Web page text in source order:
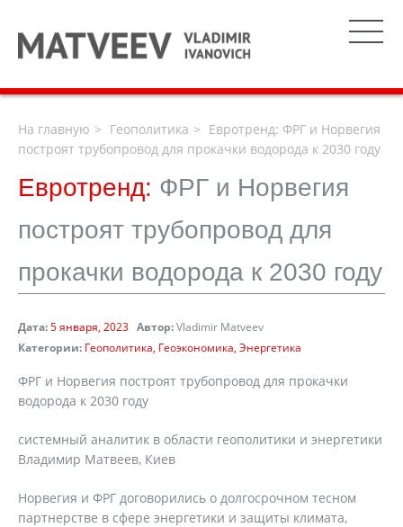
На главную Геополитика
Евротренд: ФРГ и Норвегия
построят трубопровод для прокачки водорода к 2030 году
Евротренд: ФРГ и Норвегия
построят трубопровод для
прокачки водорода к 2030 году
Дата:5 января, 2023 Автор:Vladimir Matveev
Категории: Геополитика Геоэкономика Энергетика
ФРГ и Норвегия построят трубопровод для прокачки
водорода к 2030 году
системный аналитик в области геополитики и энергетики
Владимир Матвеев, Киев
Норвегия и ФРГ договорились о долгосрочном тесном
партнерстве в сфере энергетики и защиты климата,